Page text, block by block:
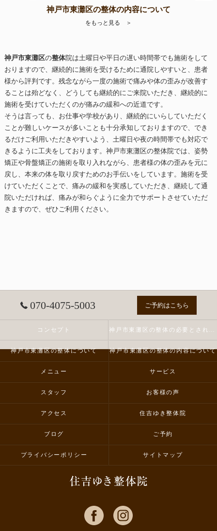
神戸市東灘区の整体の内容について
をもっと見る ＞
神戸市東灘区の整体院は土曜日や平日の遅い時間帯でも施術をして
おりますので、継続的に施術を受けるために通院しやすいと、患者
様から評判です。残念ながら一度の施術で痛みや体の歪みが改善す
ることは殆どなく、どうしても継続的にご来院いただき、継続的に
施術を受けていただくのが痛みの緩和への近道です。
そうは言っても、お仕事や学校があり、継続的にいらしていただく
ことが難しいケースが多いことも十分承知しておりますので、でき
るだけご利用いただきやすいよう、土曜日や夜の時間帯でも対応で
きるように工夫をしております。神戸市東灘区の整体院では、姿勢
矯正や骨盤矯正の施術を取り入れながら、患者様の体の歪みを元に
戻し、本来の体を取り戻すためのお手伝いをしています。施術を受
けていただくことで、痛みの緩和を実感していただき、継続して通
院いただければ、痛みが和らぐように全力でサポートさせていただ
きますので、ぜひご利用ください。
070-4075-5003 ご予約はこちら
コンセプト 神戸市東灘区の整体の必要とされる理由
神戸市東灘区の整体について 神戸市東灘区の整体の内容について
メニュー サービス
スタッフ お客様の声
アクセス 住吉ゆき整体院
ブログ ご予約
プライバシーポリシー サイトマップ